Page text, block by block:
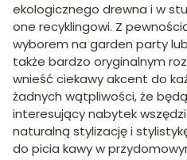
ekologicznego drewna i w
one recyklingowi. Z
wyborem na garden party
także bardzo oryginalnym
wnieść ciekawy akcent do
żadnych wątpliwości, że
interesujący nabytek
naturalną stylizację i
do picia kawy w